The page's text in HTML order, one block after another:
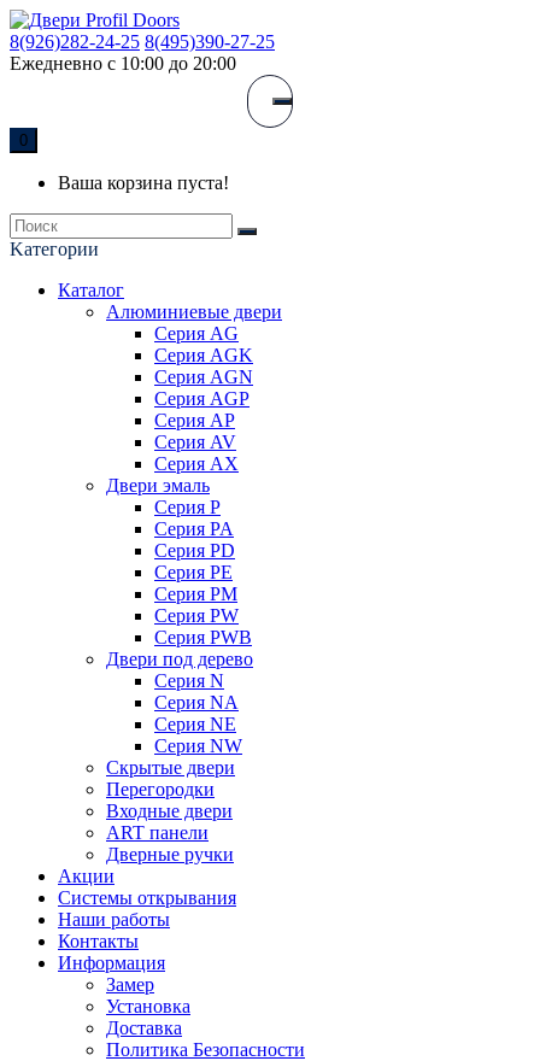
8(926)282-24-25 8(495)390-27-25
Ежедневно с 10:00 до 20:00
0
Ваша корзина пуста!
Kатегории
Каталог
Алюминиевые двери
Серия AG
Серия AGK
Серия AGN
Серия AGP
Серия AP
Серия AV
Серия AX
Двери эмаль
Серия P
Серия PA
Серия PD
Серия PE
Серия PM
Серия PW
Серия PWB
Двери под дерево
Серия N
Серия NA
Серия NE
Серия NW
Скрытые двери
Перегородки
Входные двери
ART панели
Дверные ручки
Акции
Системы открывания
Наши работы
Контакты
Информация
Замер
Установка
Доставка
Политика Безопасности